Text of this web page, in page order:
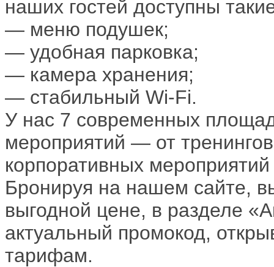
наших гостей доступны
— меню подушек;
— удобная парковка;
— камера хранения;
— стабильный Wi-Fi.
У нас 7 современных
мероприятий — от
корпоративных
Бронируя на нашем сайте,
выгодной цене, в разделе
актуальный промокод,
тарифам.